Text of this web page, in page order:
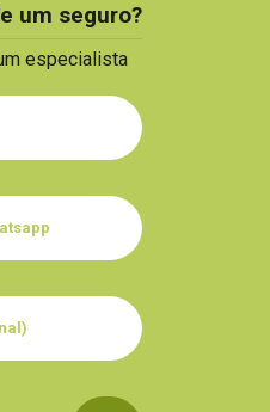
um seguro?
especialista